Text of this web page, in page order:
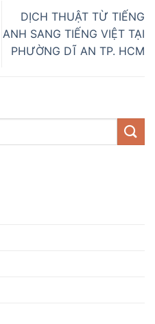
DỊCH THUẬT TỪ TIẾNG
ANH SANG TIẾNG VIỆT TẠI
PHƯỜNG DĨ AN TP. HCM